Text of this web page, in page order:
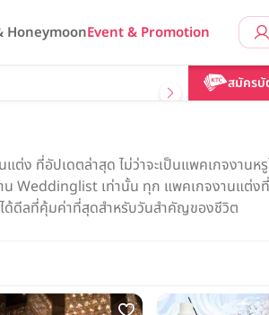
HoneymoonEvent & Promotion
สมัครบั
ง ที่อัปเดตล่าสุด ไม่ว่าจะเป็นแพคเกจงานหรู
น Weddinglist เท่านั้น ทุก แพคเกจงานแต่ง
ได้ดีลที่คุ้มค่าที่สุดสำหรับวันสำคัญของชีวิต
ปา)